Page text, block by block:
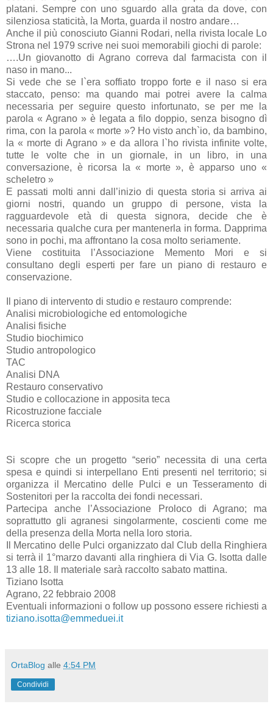
platani. Sempre con uno sguardo alla grata da dove, con
silenziosa staticità, la Morta, guarda il nostro andare…
Anche il più conosciuto Gianni Rodari, nella rivista locale Lo
Strona nel 1979 scrive nei suoi memorabili giochi di parole:
….Un giovanotto di Agrano correva dal farmacista con il
naso in mano...
Si vede che se l`era soffiato troppo forte e il naso si era
staccato, penso: ma quando mai potrei avere la calma
necessaria per seguire questo infortunato, se per me la
parola « Agrano » è legata a filo doppio, senza bisogno dì
rima, con la parola « morte »? Ho visto anch`io, da bambino,
la « morte di Agrano » e da allora l`ho rivista infinite volte,
tutte le volte che in un giornale, in un libro, in una
conversazione, è ricorsa la « morte », è apparso uno «
scheletro »
E passati molti anni dall’inizio di questa storia si arriva ai
giorni nostri, quando un gruppo di persone, vista la
ragguardevole età di questa signora, decide che è
necessaria qualche cura per mantenerla in forma. Dapprima
sono in pochi, ma affrontano la cosa molto seriamente.
Viene costituita l’Associazione Memento Mori e si
consultano degli esperti per fare un piano di restauro e
conservazione.
Il piano di intervento di studio e restauro comprende:
Analisi microbiologiche ed entomologiche
Analisi fisiche
Studio biochimico
Studio antropologico
TAC
Analisi DNA
Restauro conservativo
Studio e collocazione in apposita teca
Ricostruzione facciale
Ricerca storica
Si scopre che un progetto “serio” necessita di una certa
spesa e quindi si interpellano Enti presenti nel territorio; si
organizza il Mercatino delle Pulci e un Tesseramento di
Sostenitori per la raccolta dei fondi necessari.
Partecipa anche l’Associazione Proloco di Agrano; ma
soprattutto gli agranesi singolarmente, coscienti come me
della presenza della Morta nella loro storia.
Il Mercatino delle Pulci organizzato dal Club della Ringhiera
si terrà il 1°marzo davanti alla ringhiera di Via G. Isotta dalle
13 alle 18. Il materiale sarà raccolto sabato mattina.
Tiziano Isotta
Agrano, 22 febbraio 2008
Eventuali informazioni o follow up possono essere richiesti a
tiziano.isotta@emmeduei.it
OrtaBlog alle 4:54 PM
Condividi